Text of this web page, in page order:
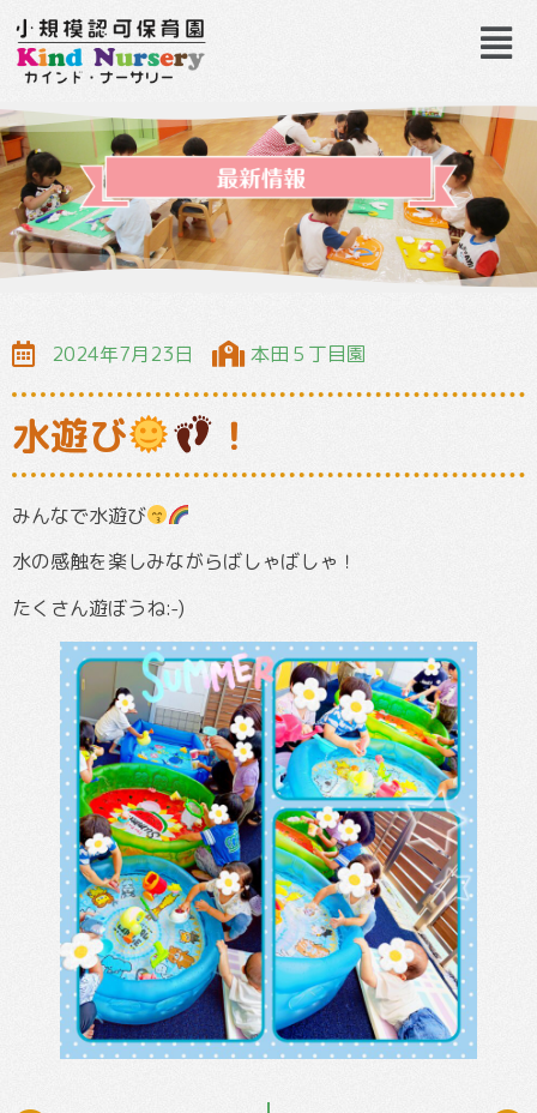
2024年7月23日 本田５丁目園
水遊び ！
みんなで水遊び
水の感触を楽しみながらばしゃばしゃ！
たくさん遊ぼうね:⁠-⁠)